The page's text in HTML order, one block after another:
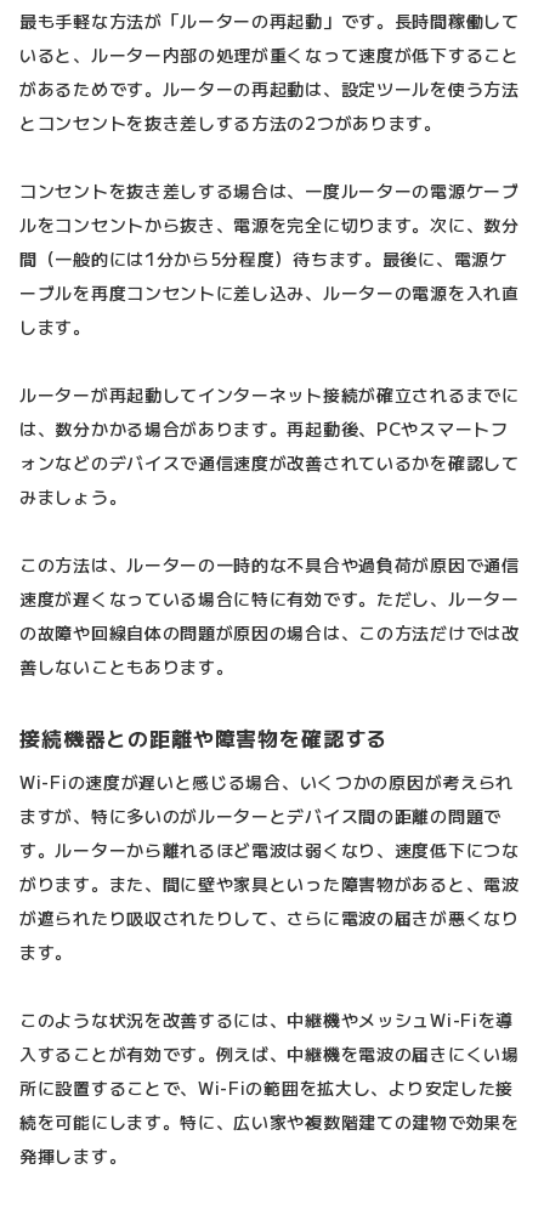
最も手軽な方法が「ルーターの再起動」です。長時間稼働して
いると、ルーター内部の処理が重くなって速度が低下すること
があるためです。ルーターの再起動は、設定ツールを使う方法
とコンセントを抜き差しする方法の2つがあります。
コンセントを抜き差しする場合は、一度ルーターの電源ケーブ
ルをコンセントから抜き、電源を完全に切ります。次に、数分
間（一般的には1分から5分程度）待ちます。最後に、電源ケ
ーブルを再度コンセントに差し込み、ルーターの電源を入れ直
します。
ルーターが再起動してインターネット接続が確立されるまでに
は、数分かかる場合があります。再起動後、PCやスマートフ
ォンなどのデバイスで通信速度が改善されているかを確認して
みましょう。
この方法は、ルーターの一時的な不具合や過負荷が原因で通信
速度が遅くなっている場合に特に有効です。ただし、ルーター
の故障や回線自体の問題が原因の場合は、この方法だけでは改
善しないこともあります。
接続機器との距離や障害物を確認する
Wi-Fiの速度が遅いと感じる場合、いくつかの原因が考えられ
ますが、特に多いのがルーターとデバイス間の距離の問題で
す。ルーターから離れるほど電波は弱くなり、速度低下につな
がります。また、間に壁や家具といった障害物があると、電波
が遮られたり吸収されたりして、さらに電波の届きが悪くなり
ます。
このような状況を改善するには、中継機やメッシュWi-Fiを導
入することが有効です。例えば、中継機を電波の届きにくい場
所に設置することで、Wi-Fiの範囲を拡大し、より安定した接
続を可能にします。特に、広い家や複数階建ての建物で効果を
発揮します。